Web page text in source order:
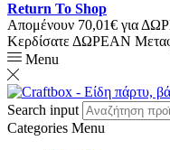
Return To Shop
Απομένουν 70,01€ για
Κερδίσατε ΔΩΡΕΑΝ
Menu
Search input
Categories Menu